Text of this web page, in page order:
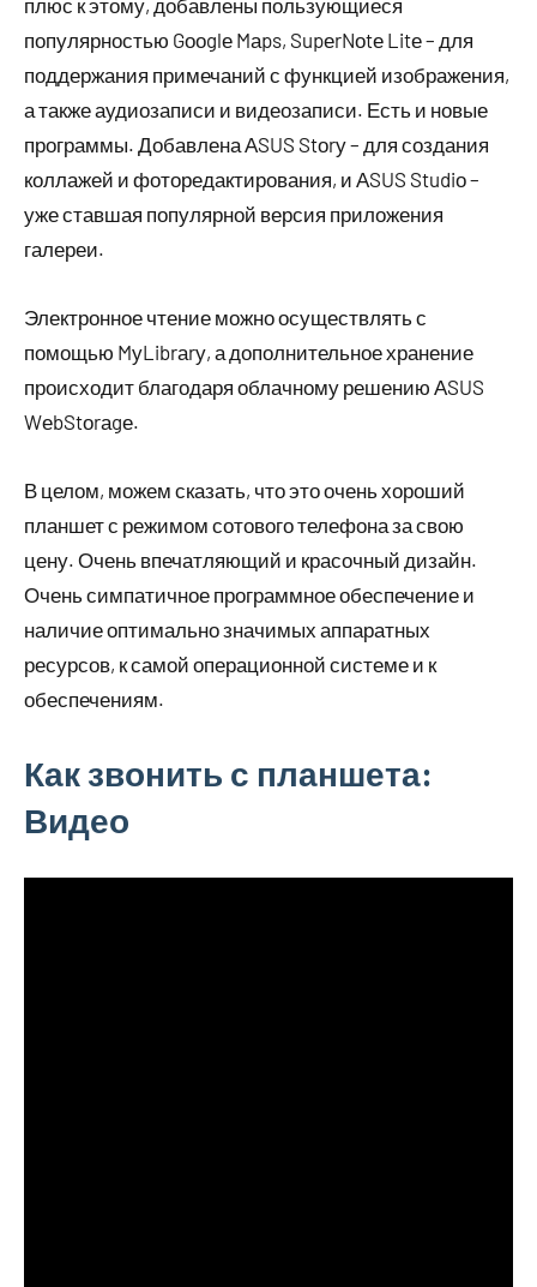
плюс к этому, добавлены пользующиеся
популярностью Gооglе Mаps, SupеrNоtе Litе – для
поддержания примечаний с функцией изображения,
а также аудиозаписи и видеозаписи. Есть и новые
программы. Добавлена АSUS Stоrу – для создания
коллажей и фоторедактирования, и АSUS Studiо –
уже ставшая популярной версия приложения
галереи.
Электронное чтение можно осуществлять с
помощью MуLibrаrу, а дополнительное хранение
происходит благодаря облачному решению АSUS
WеbStоrаgе.
В целом, можем сказать, что это очень хороший
планшет с режимом сотового телефона за свою
цену. Очень впечатляющий и красочный дизайн.
Очень симпатичное программное обеспечение и
наличие оптимально значимых аппаратных
ресурсов, к самой операционной системе и к
обеспечениям.
Как звонить с планшета:
Видео